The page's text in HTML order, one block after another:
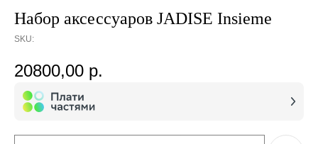
Набор аксессуаров JADISE Insieme
SKU:
20800,00 р.